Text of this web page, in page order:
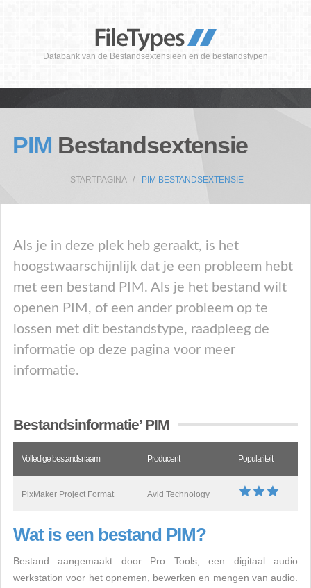
Databank van de Bestandsextensieen en de bestandstypen
PIM Bestandsextensie
STARTPAGINA PIM BESTANDSEXTENSIE
Als je in deze plek heb geraakt, is het
hoogstwaarschijnlijk dat je een probleem hebt
met een bestand PIM. Als je het bestand wilt
openen PIM, of een ander probleem op te
lossen met dit bestandstype, raadpleeg de
informatie op deze pagina voor meer
informatie.
Bestandsinformatie’ PIM
Volledige bestandsnaam Producent Populariteit
PixMaker Project Format Avid Technology
Wat is een bestand PIM?
Bestand aangemaakt door Pro Tools, een digitaal audio
werkstation voor het opnemen, bewerken en mengen van audio.